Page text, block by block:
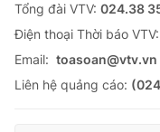
Tư vấn
Chuyên mục khác
Emagazine
Tổng đài VTV: 024.38
Ðiện thoại Thời báo VTV:
Email: toasoan@vtv.vn
Liên hệ quảng cáo: